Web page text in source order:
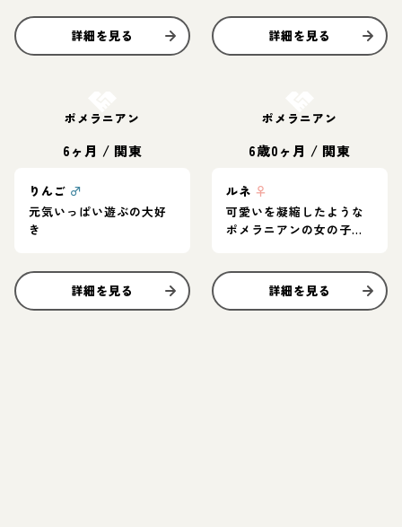
詳細を見る 詳細を見る
ポメラニアン
6ヶ月 / 関東
りんご ♂
元気いっぱい遊ぶの大好
き
詳細を見る
ポメラニアン
6歳0ヶ月 / 関東
ルネ ♀
可愛いを凝縮したような
ポメラニアンの女の子、
詳細を見る